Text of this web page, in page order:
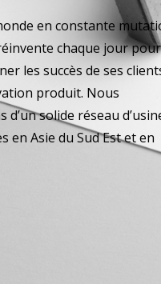
en constante
chaque jour pour
les succès de ses
produit. Nous
d’un solide réseau
en Asie du Sud Est et en